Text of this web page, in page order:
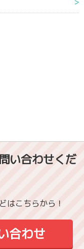
い合わせくだ
はこちらから！
合わせ